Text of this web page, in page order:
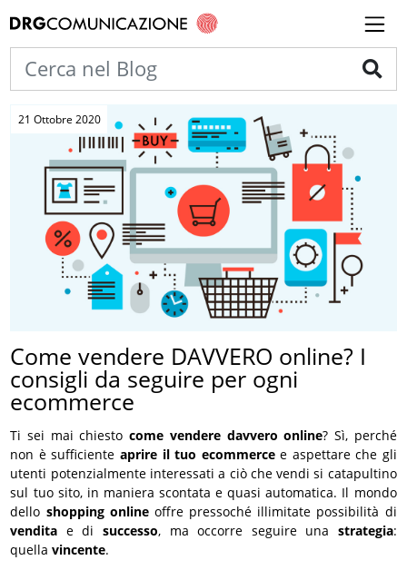
Come vendere DAVVERO online? I
consigli da seguire per ogni
ecommerce
21 Ottobre 2020
Ti sei mai chiestocome vendere davvero online? Sì, perché
non è sufficiente aprire il tuo ecommercee aspettare che gli
utenti potenzialmente interessati a ciò che vendi si catapultino
sul tuo sito, in maniera scontata e quasi automatica. Il mondo
dello shopping onlineoffre pressoché illimitate possibilità di
vendita e di successo, ma occorre seguire una strategia:
quellavincente.